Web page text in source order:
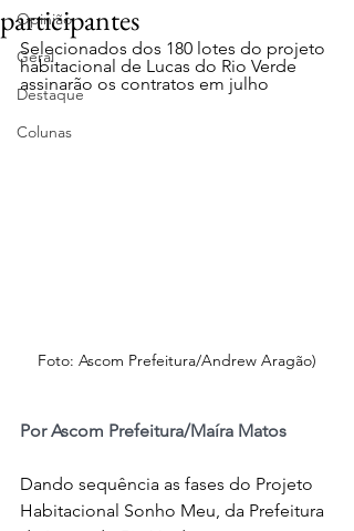
Opinião
Geral
Destaque
Colunas
participantes
Selecionados dos 180 lotes do projeto
habitacional de Lucas do Rio Verde
assinarão os contratos em julho
Foto: Ascom Prefeitura/Andrew Aragão)
Por Ascom Prefeitura/Maíra Matos
Dando sequência as fases do Projeto
Habitacional Sonho Meu, da Prefeitura